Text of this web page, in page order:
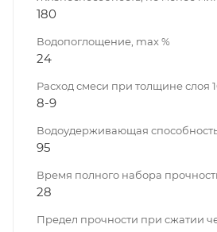
180
Водопоглощение, max %
24
Расход смеси при толщине слоя
8-9
Водоудерживающая
95
Время полного набора
28
Предел прочности при сжатии